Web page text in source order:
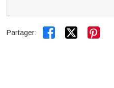
Partager:  